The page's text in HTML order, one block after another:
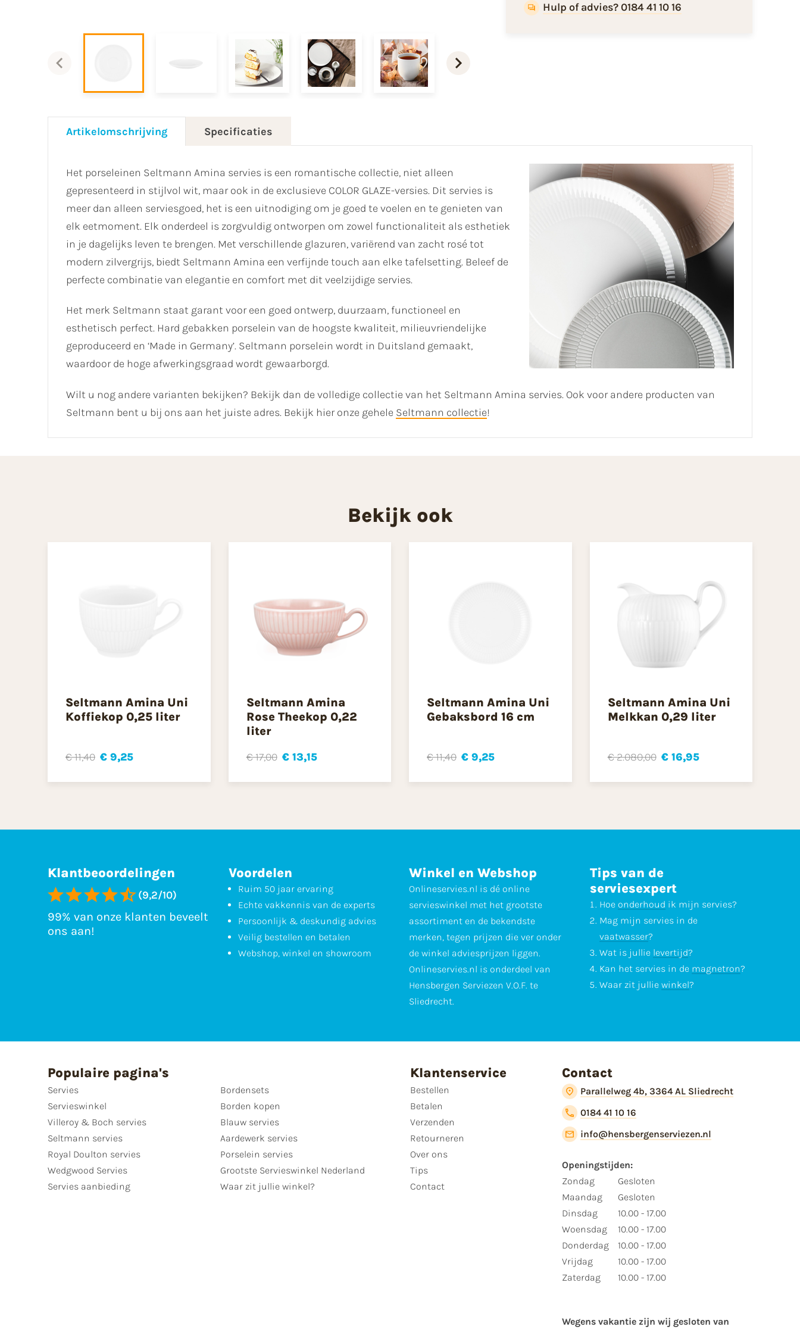
Hulp of advies? 0184 41 10 16
Artikelomschrijving Specificaties
Het porseleinen Seltmann Amina servies is een romantische collectie, niet alleen
gepresenteerd in stijlvol wit, maar ook in de exclusieve COLOR GLAZE-versies. Dit servies is
meer dan alleen serviesgoed, het is een uitnodiging om je goed te voelen en te genieten van
elk eetmoment. Elk onderdeel is zorgvuldig ontworpen om zowel functionaliteit als esthetiek
in je dagelijks leven te brengen. Met verschillende glazuren, variërend van zacht rosé tot
modern zilvergrijs, biedt Seltmann Amina een verfijnde touch aan elke tafelsetting. Beleef de
perfecte combinatie van elegantie en comfort met dit veelzijdige servies.
Het merk Seltmann staat garant voor een goed ontwerp, duurzaam, functioneel en
esthetisch perfect. Hard gebakken porselein van de hoogste kwaliteit, milieuvriendelijke
geproduceerd en ‘Made in Germany’. Seltmann porselein wordt in Duitsland gemaakt,
waardoor de hoge afwerkingsgraad wordt gewaarborgd.
Wilt u nog andere varianten bekijken? Bekijk dan de volledige collectie van het Seltmann Amina servies. Ook voor andere producten van
Seltmann bent u bij ons aan het juiste adres. Bekijk hier onze gehele Seltmann collectie!
Bekijk ook
Seltmann Amina Uni
Koffiekop 0,25 liter
€ 11,40 € 9,25
Seltmann Amina
Rose Theekop 0,22
liter
€ 17,00 € 13,15
Seltmann Amina Uni
Gebaksbord 16 cm
€ 11,40 € 9,25
Seltmann Amina Uni
Melkkan 0,29 liter
€ 2.080,00 € 16,95
Klantbeoordelingen
(9,2/10)
99% van onze klanten beveelt
ons aan!
Voordelen
Ruim 50 jaar ervaring
Echte vakkennis van de experts
Persoonlijk & deskundig advies
Veilig bestellen en betalen
Webshop, winkel en showroom
Winkel en Webshop
Onlineservies.nl is dé online
servieswinkel met het grootste
assortiment en de bekendste
merken, tegen prijzen die ver onder
de winkel adviesprijzen liggen.
Onlineservies.nl is onderdeel van
Hensbergen Serviezen V.O.F. te
Sliedrecht.
Tips van de
serviesexpert
Hoe onderhoud ik mijn servies?
Mag mijn servies in de
vaatwasser?
Wat is jullie levertijd?
Kan het servies in de magnetron?
Waar zit jullie winkel?
Populaire pagina's
Servies
Servieswinkel
Villeroy & Boch servies
Seltmann servies
Royal Doulton servies
Wedgwood Servies
Servies aanbieding
Bordensets
Borden kopen
Blauw servies
Aardewerk servies
Porselein servies
Grootste Servieswinkel Nederland
Waar zit jullie winkel?
Klantenservice
Bestellen
Betalen
Verzenden
Retourneren
Over ons
Tips
Contact
Contact
Parallelweg 4b, 3364 AL Sliedrecht
0184 41 10 16
info@hensbergenserviezen.nl
Openingstijden:
Zondag
Maandag
Dinsdag
Woensdag
Donderdag
Vrijdag
Zaterdag
Gesloten
Gesloten
10.00 - 17.00
10.00 - 17.00
10.00 - 17.00
10.00 - 17.00
10.00 - 17.00
Wegens vakantie zijn wij gesloten van ​